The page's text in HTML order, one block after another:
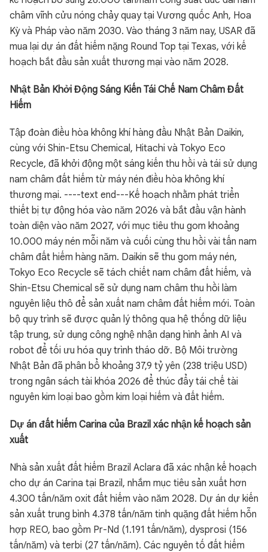
châm vĩnh cửu nóng chảy quay tại Vương quốc Anh, Hoa
Kỳ và Pháp vào năm 2030. Vào tháng 3 năm nay, USAR đã
mua lại dự án đất hiếm nặng Round Top tại Texas, với kế
hoạch bắt đầu sản xuất thương mại vào năm 2028.
Nhật Bản Khởi Động Sáng Kiến Tái Chế Nam Châm Đất
Hiếm
Tập đoàn điều hòa không khí hàng đầu Nhật Bản Daikin,
cùng với Shin-Etsu Chemical, Hitachi và Tokyo Eco
Recycle, đã khởi động một sáng kiến thu hồi và tái sử dụng
nam châm đất hiếm từ máy nén điều hòa không khí
thương mại. ----text end---Kế hoạch nhằm phát triển
thiết bị tự động hóa vào năm 2026 và bắt đầu vận hành
toàn diện vào năm 2027, với mục tiêu thu gom khoảng
10.000 máy nén mỗi năm và cuối cùng thu hồi vài tấn nam
châm đất hiếm hàng năm. Daikin sẽ thu gom máy nén,
Tokyo Eco Recycle sẽ tách chiết nam châm đất hiếm, và
Shin-Etsu Chemical sẽ sử dụng nam châm thu hồi làm
nguyên liệu thô để sản xuất nam châm đất hiếm mới. Toàn
bộ quy trình sẽ được quản lý thông qua hệ thống dữ liệu
tập trung, sử dụng công nghệ nhận dạng hình ảnh AI và
robot để tối ưu hóa quy trình tháo dỡ. Bộ Môi trường
Nhật Bản đã phân bổ khoảng 37,9 tỷ yên (238 triệu USD)
trong ngân sách tài khóa 2026 để thúc đẩy tái chế tài
nguyên kim loại bao gồm kim loại hiếm và đất hiếm.
Dự án đất hiếm Carina của Brazil xác nhận kế hoạch sản
xuất
Nhà sản xuất đất hiếm Brazil Aclara đã xác nhận kế hoạch
cho dự án Carina tại Brazil, nhắm mục tiêu sản xuất hơn
4.300 tấn/năm oxit đất hiếm vào năm 2028. Dự án dự kiến
sản xuất trung bình 4.378 tấn/năm tinh quặng đất hiếm hỗn
hợp REO, bao gồm Pr-Nd (1.191 tấn/năm), dysprosi (156
tấn/năm) và terbi (27 tấn/năm). Các nguyên tố đất hiếm